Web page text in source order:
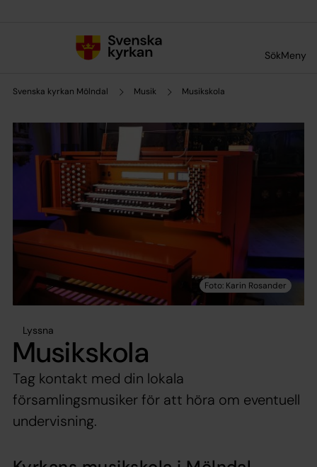
SökMeny
Svenska kyrkan Mölndal Musik Musikskola
Lyssna
Musikskola
Tag kontakt med din lokala
församlingsmusiker för att höra om eventuell
undervisning.